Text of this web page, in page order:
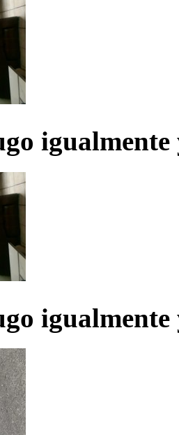
igualmente
igualmente